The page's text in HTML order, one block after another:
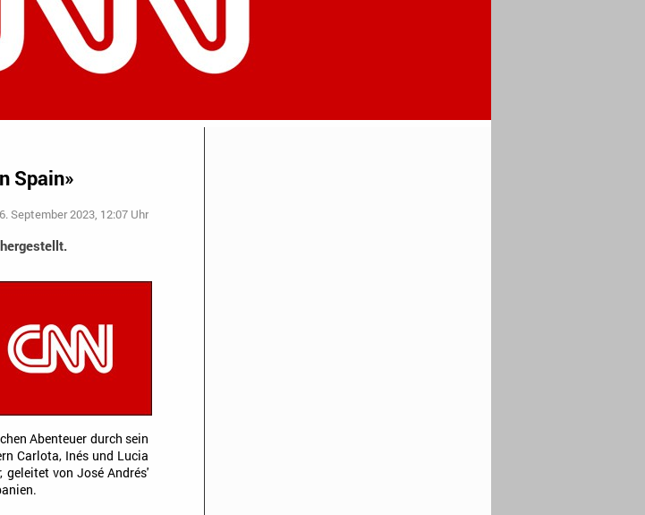
Spain»
September 2023, 12:07 Uhr
Abenteuer durch sein
Carlota, Inés und Lucia
geleitet von José Andrés'